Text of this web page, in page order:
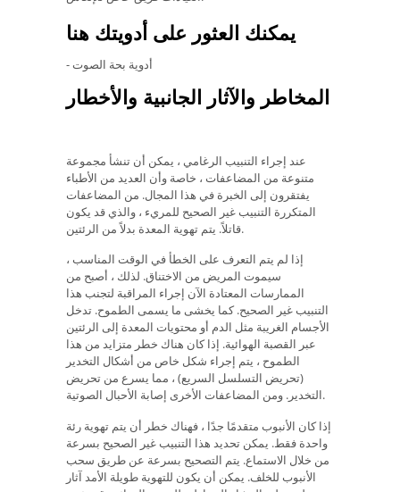
يمكنك العثور على أدويتك هنا
- أدوية بحة الصوت
المخاطر والآثار الجانبية والأخطار
عند إجراء التنبيب الرغامي ، يمكن أن تنشأ مجموعة
متنوعة من المضاعفات ، خاصة وأن العديد من الأطباء
يفتقرون إلى الخبرة في هذا المجال. من المضاعفات
المتكررة التنبيب غير الصحيح للمريء ، والذي قد يكون
قاتلاً. يتم تهوية المعدة بدلاً من الرئتين.
إذا لم يتم التعرف على الخطأ في الوقت المناسب ،
سيموت المريض من الاختناق. لذلك ، أصبح من
الممارسات المعتادة الآن إجراء المراقبة لتجنب هذا
التنبيب غير الصحيح. كما يخشى ما يسمى الطموح. تدخل
الأجسام الغريبة مثل الدم أو محتويات المعدة إلى الرئتين
عبر القصبة الهوائية. إذا كان هناك خطر متزايد من هذا
الطموح ، يتم إجراء شكل خاص من أشكال التخدير
(تحريض التسلسل السريع) ، مما يسرع من تحريض
التخدير. ومن المضاعفات الأخرى إصابة الأحبال الصوتية.
إذا كان الأنبوب متقدمًا جدًا ، فهناك خطر أن يتم تهوية رئة
واحدة فقط. يمكن تحديد هذا التنبيب غير الصحيح بسرعة
من خلال الاستماع. يتم التصحيح بسرعة عن طريق سحب
الأنبوب للخلف. يمكن أن يكون للتهوية طويلة الأمد آثار